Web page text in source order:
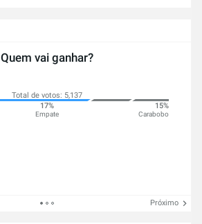
Quem vai ganhar?
Total de votos: 5,137
17%
Empate
15%
Carabobo
Próximo